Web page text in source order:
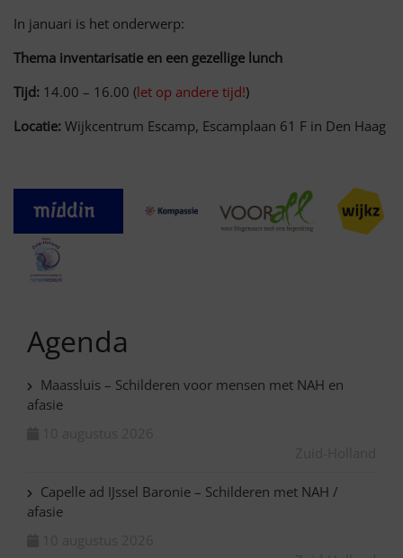
In januari is het onderwerp:
Thema inventarisatie en een gezellige lunch
Tijd: 14.00 – 16.00 (let op andere tijd!)
Locatie: Wijkcentrum Escamp, Escamplaan 61 F in Den Haag
Agenda
Maassluis – Schilderen voor mensen met NAH en
afasie
Capelle ad IJssel Baronie – Schilderen met NAH /
afasie